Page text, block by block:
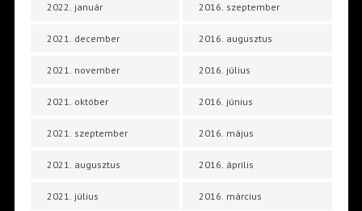
2022. január
2021. december
2021. november
2021. október
2021. szeptember
2021. augusztus
2021. július
2016. szeptember
2016. augusztus
2016. július
2016. június
2016. május
2016. április
2016. március